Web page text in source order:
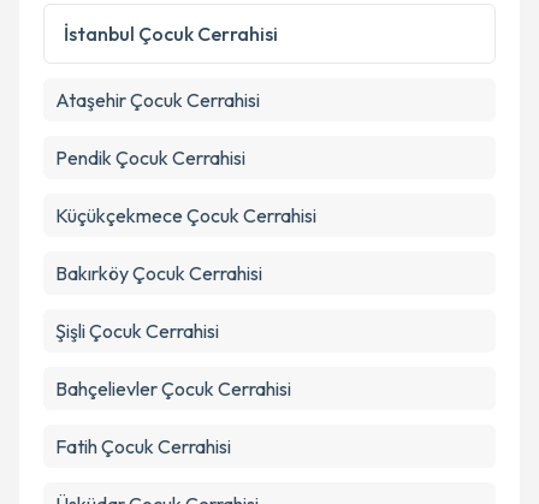
İstanbul Çocuk Cerrahisi
Ataşehir Çocuk Cerrahisi
Pendik Çocuk Cerrahisi
Küçükçekmece Çocuk Cerrahisi
Bakırköy Çocuk Cerrahisi
Şişli Çocuk Cerrahisi
Bahçelievler Çocuk Cerrahisi
Fatih Çocuk Cerrahisi